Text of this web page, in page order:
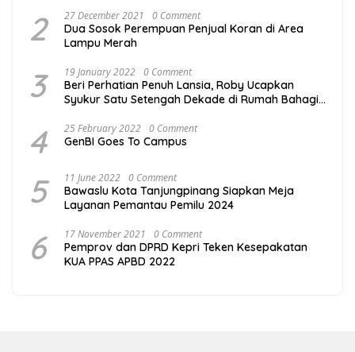
2 27 December 2021 0 Comment
Dua Sosok Perempuan Penjual Koran di Area
Lampu Merah
3 19 January 2022 0 Comment
Beri Perhatian Penuh Lansia, Roby Ucapkan
Syukur Satu Setengah Dekade di Rumah Bahagia
4 25 February 2022 0 Comment
GenBI Goes To Campus
5 11 June 2022 0 Comment
Bawaslu Kota Tanjungpinang Siapkan Meja
Layanan Pemantau Pemilu 2024
6 17 November 2021 0 Comment
Pemprov dan DPRD Kepri Teken Kesepakatan
KUA PPAS APBD 2022